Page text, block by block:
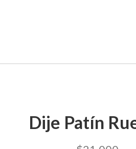
Dije Patín